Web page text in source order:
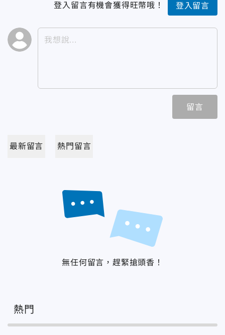
登入留言有機會獲得旺幣哦！ 登入留言
留言
最新留言 熱門留言
無任何留言，趕緊搶頭香！
熱門